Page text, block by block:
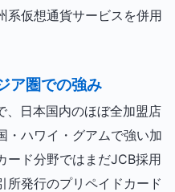
系仮想通貨サービスを併用
ア圏での強み
、日本国内のほぼ全加盟店
・ハワイ・グアムで強い加
ード分野ではまだJCB採用
所発行のプリペイドカード